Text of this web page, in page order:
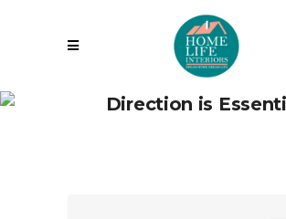
Direction is